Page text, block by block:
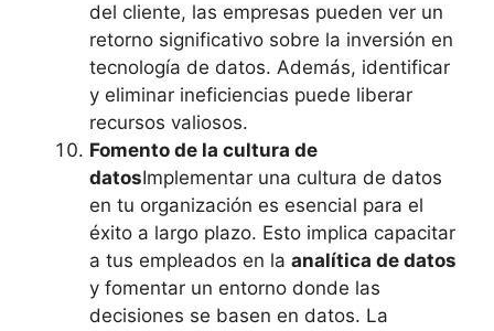
del cliente, las empresas pueden ver un
retorno significativo sobre la inversión en
tecnología de datos. Además, identificar
y eliminar ineficiencias puede liberar
recursos valiosos.
Fomento de la cultura de
datosImplementar una cultura de datos
en tu organización es esencial para el
éxito a largo plazo. Esto implica capacitar
a tus empleados en la analítica de datos
y fomentar un entorno donde las
decisiones se basen en datos. La